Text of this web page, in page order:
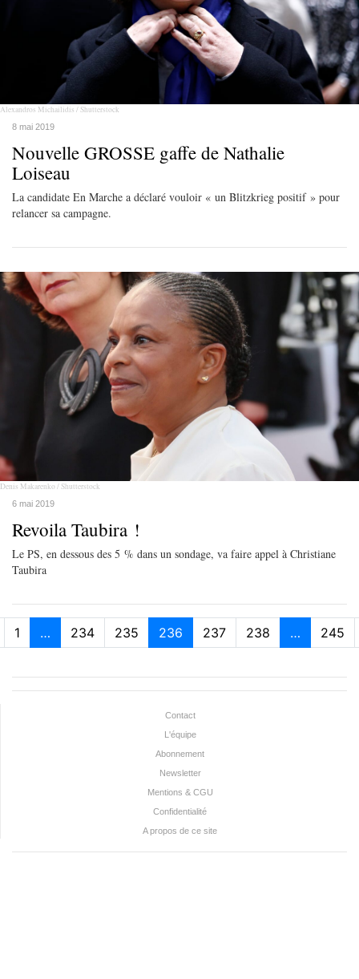
Alexandros Michailidis / Shutterstock
8 mai 2019
Nouvelle GROSSE gaffe de Nathalie
Loiseau
La candidate En Marche a déclaré vouloir « un Blitzkrieg positif » pour
relancer sa campagne.
Denis Makarenko / Shutterstock
6 mai 2019
Revoila Taubira !
Le PS, en dessous des 5 % dans un sondage, va faire appel à Christiane
Taubira
1 … 234 235 236 237 238 … 245
Contact
L'équipe
Abonnement
Newsletter
Mentions & CGU
Confidentialité
A propos de ce site